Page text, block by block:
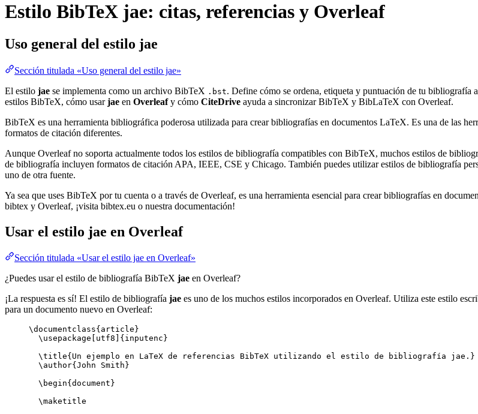
Estilo BibTeX jae: citas, referencias y Overleaf
Uso general del estilo jae
Sección titulada «Uso general del estilo jae»
El estilo jae se implementa como un archivo BibTeX .bst. Define cómo se ordena, etiqueta y puntuación de tu bibliografía
estilos BibTeX, cómo usarjae en Overleafy cómo CiteDrive ayuda a sincronizar BibTeX y BibLaTeX con Overleaf.
BibTeX es una herramienta bibliográfica poderosa utilizada para crear bibliografías en documentos LaTeX. Es una de las
formatos de citación diferentes.
Aunque Overleaf no soporta actualmente todos los estilos de bibliografía compatibles con BibTeX, muchos estilos de
de bibliografía incluyen formatos de citación APA, IEEE, CSE y Chicago. También puedes utilizar estilos de bibliografía
uno de otra fuente.
Ya sea que uses BibTeX por tu cuenta o a través de Overleaf, es una herramienta esencial para crear bibliografías en
bibtex y Overleaf, ¡visita bibtex.eu o nuestra documentación!
Usar el estilo jae en Overleaf
Sección titulada «Usar el estilo jae en Overleaf»
¿Puedes usar el estilo de bibliografía BibTeX jae en Overleaf?
¡La respuesta es sí! El estilo de bibliografía jae es uno de los muchos estilos incorporados en Overleaf. Utiliza este estilo
para un documento nuevo en Overleaf:
\documentclass{ article }
\usepackage
utf8 ]{ inputenc }
\title{Un ejemplo en LaTeX de referencias BibTeX utilizando el estilo de bibliografía jae.}
\author{John Smith}
\begin{ document }
\maketitle